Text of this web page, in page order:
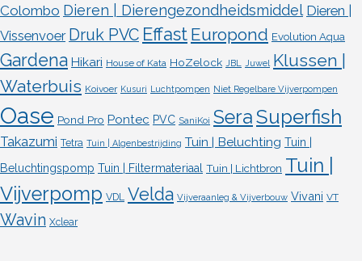
Colombo Dieren | Dierengezondheidsmiddel Dieren |
Vissenvoer Druk PVC Effast Europond Evolution Aqua
Gardena Hikari House of Kata HoZelock JBL Juwel Klussen |
Waterbuis Koivoer Kusuri Luchtpompen Niet Regelbare Vijverpompen
Oase Pond Pro Pontec PVC SaniKoi SeraSuperfish
Takazumi Tetra Tuin | Algenbestrijding Tuin | Beluchting Tuin |
Beluchtingspomp Tuin | Filtermateriaal Tuin | Lichtbron Tuin |
Vijverpomp VDL Velda Vijveraanleg & Vijverbouw Vivani VT
Wavin Xclear